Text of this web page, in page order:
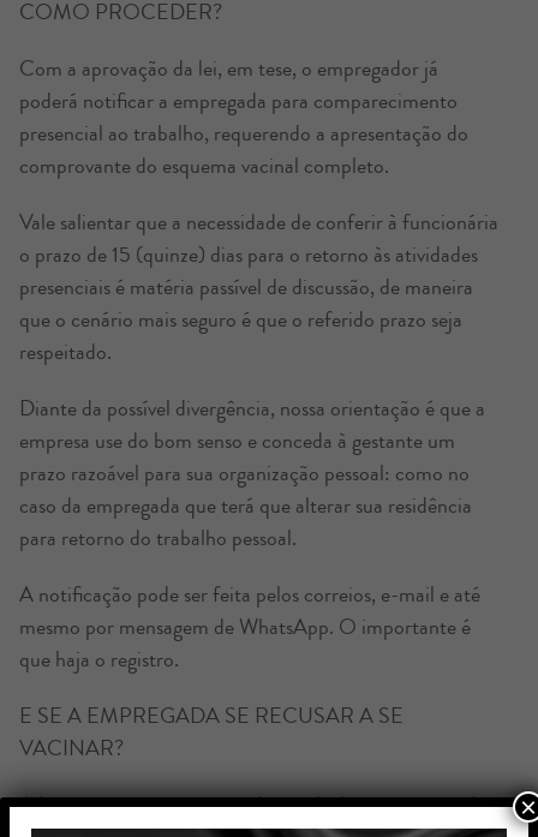
COMO PROCEDER?
Com a aprovação da lei, em tese, o empregador já
poderá notificar a empregada para comparecimento
presencial ao trabalho, requerendo a apresentação do
comprovante do esquema vacinal completo.
Vale salientar que a necessidade de conferir à funcionária
o prazo de 15 (quinze) dias para o retorno às atividades
presenciais é matéria passível de discussão, de maneira
que o cenário mais seguro é que o referido prazo seja
respeitado.
Diante da possível divergência, nossa orientação é que a
empresa use do bom senso e conceda à gestante um
prazo razoável para sua organização pessoal: como no
caso da empregada que terá que alterar sua residência
para retorno do trabalho pessoal.
A notificação pode ser feita pelos correios, e-mail e até
mesmo por mensagem de WhatsApp. O importante é
que haja o registro.
E SE A EMPREGADA SE RECUSAR A SE
VACINAR?
A Lei autoriza o retorno mediante declaração escrita da
×